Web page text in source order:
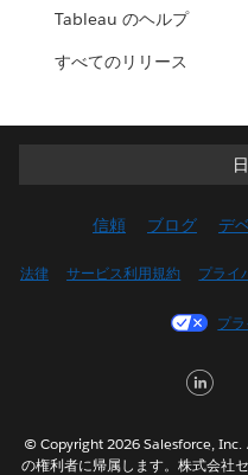
Tableau のヘルプ
すべてのリリース
信頼 ブログ デ
法律 サービス利用規約 プライ
プ
© Copyright 2026 Salesforce, Inc.
の権利者に帰属します。株式会社